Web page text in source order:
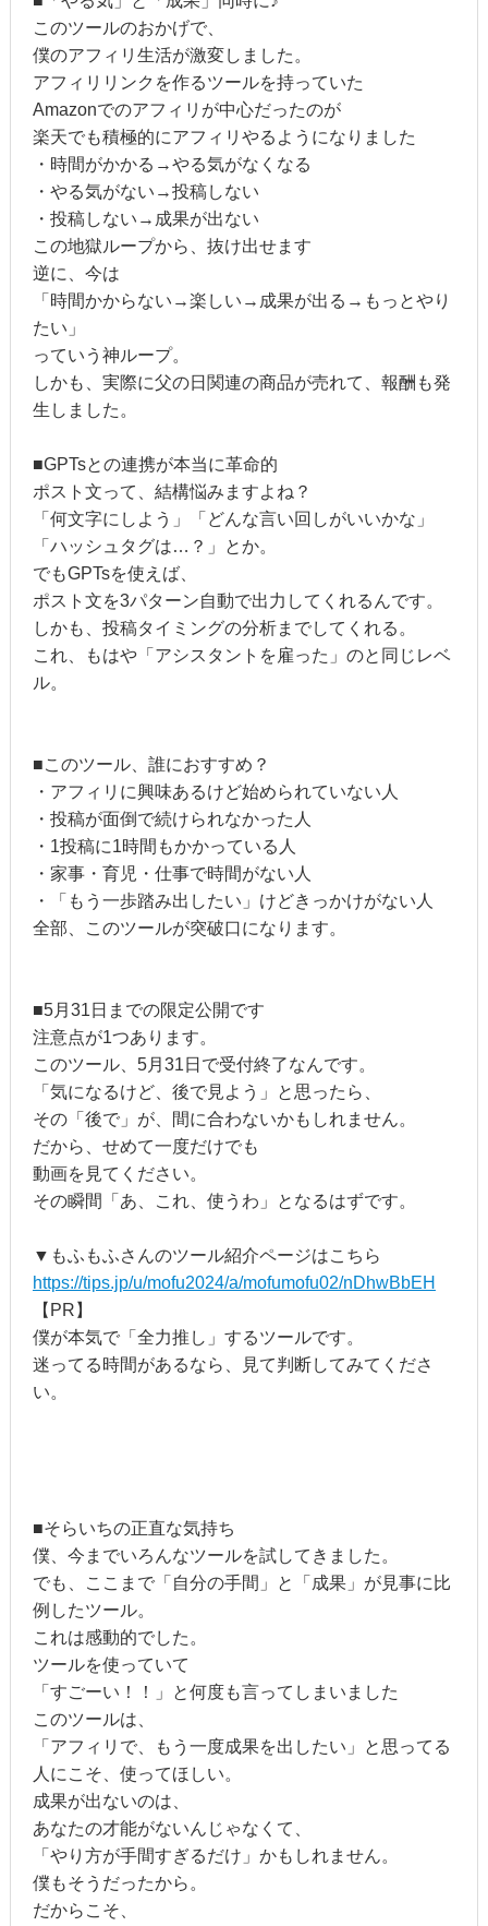
このツールのおかげで、
僕のアフィリ生活が激変しました。
アフィリリンクを作るツールを持っていた
Amazonでのアフィリが中心だったのが
楽天でも積極的にアフィリやるようになりました
・時間がかかる→やる気がなくなる
・やる気がない→投稿しない
・投稿しない→成果が出ない
この地獄ループから、抜け出せます
逆に、今は
「時間かからない→楽しい→成果が出る→もっとやり
たい」
っていう神ループ。
しかも、実際に父の日関連の商品が売れて、報酬も発
生しました。
■GPTsとの連携が本当に革命的
ポスト文って、結構悩みますよね？
「何文字にしよう」「どんな言い回しがいいかな」
「ハッシュタグは…？」とか。
でもGPTsを使えば、
ポスト文を3パターン自動で出力してくれるんです。
しかも、投稿タイミングの分析までしてくれる。
これ、もはや「アシスタントを雇った」のと同じレベ
ル。
■このツール、誰におすすめ？
・アフィリに興味あるけど始められていない人
・投稿が面倒で続けられなかった人
・1投稿に1時間もかかっている人
・家事・育児・仕事で時間がない人
・「もう一歩踏み出したい」けどきっかけがない人
全部、このツールが突破口になります。
■5月31日までの限定公開です
注意点が1つあります。
このツール、5月31日で受付終了なんです。
「気になるけど、後で見よう」と思ったら、
その「後で」が、間に合わないかもしれません。
だから、せめて一度だけでも
動画を見てください。
その瞬間「あ、これ、使うわ」となるはずです。
▼もふもふさんのツール紹介ページはこちら
https://tips.jp/u/mofu2024/a/mofumofu02/nDhwBbEH
【PR】
僕が本気で「全力推し」するツールです。
迷ってる時間があるなら、見て判断してみてくださ
い。
■そらいちの正直な気持ち
僕、今までいろんなツールを試してきました。
でも、ここまで「自分の手間」と「成果」が見事に比
例したツール。
これは感動的でした。
ツールを使っていて
「すごーい！！」と何度も言ってしまいました
このツールは、
「アフィリで、もう一度成果を出したい」と思ってる
人にこそ、使ってほしい。
成果が出ないのは、
あなたの才能がないんじゃなくて、
「やり方が手間すぎるだけ」かもしれません。
僕もそうだったから。
だからこそ、